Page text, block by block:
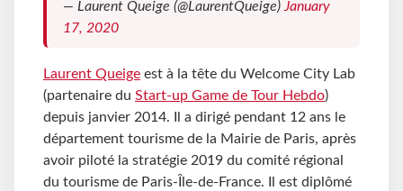
— Laurent Queige (@LaurentQueige)January
17, 2020
Laurent Queige est à la tête du Welcome City Lab
(partenaire du Start-up Game de Tour Hebdo)
depuis janvier 2014. Il a dirigé pendant 12 ans le
département tourisme de la Mairie de Paris, après
avoir piloté la stratégie 2019 du comité régional
du tourisme de Paris-Île-de-France. Il est diplômé